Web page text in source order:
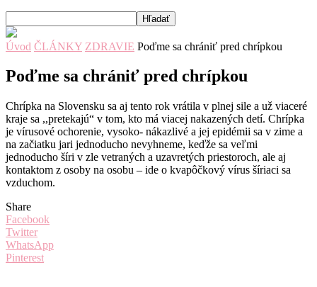
Úvod ČLÁNKY ZDRAVIE Poďme sa chrániť pred chrípkou
Poďme sa chrániť pred chrípkou
Chrípka na Slovensku sa aj tento rok vrátila v plnej sile a už viaceré
kraje sa ,,pretekajú“ v tom, kto má viacej nakazených detí. Chrípka
je vírusové ochorenie, vysoko- nákazlivé a jej epidémii sa v zime a
na začiatku jari jednoducho nevyhneme, keďže sa veľmi
jednoducho šíri v zle vetraných a uzavretých priestoroch, ale aj
kontaktom z osoby na osobu – ide o kvapôčkový vírus šíriaci sa
vzduchom.
Share
Facebook
Twitter
WhatsApp
Pinterest